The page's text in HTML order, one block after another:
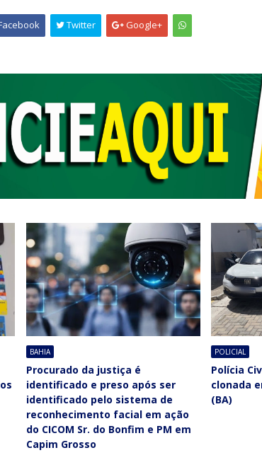
Twitter Google+
BAHIA
Procurado da justiça é
identificado e preso após ser
identificado pelo sistema de
reconhecimento facial em ação
do CICOM Sr. do Bonfim e PM em
Capim Grosso
POLICIAL
Polícia
clonada
(BA)